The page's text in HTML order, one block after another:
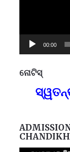
00:00
ନୋଟିସ୍
ସ୍ୱତନ୍ତ୍ର